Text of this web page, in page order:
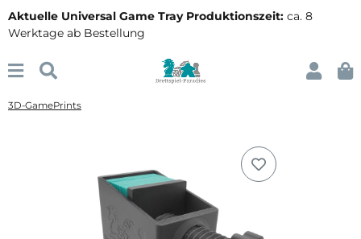
Aktuelle Universal Game Tray Produktionszeit: ca. 8
Werktage ab Bestellung
3D-GamePrints